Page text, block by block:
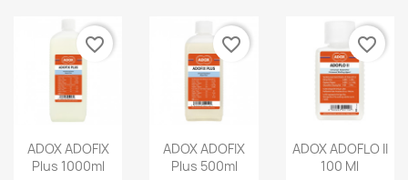
ADOX ADOFIX
Plus 1000ml
favorite_border
ADOX ADOFIX
Plus 500ml
favorite_border
ADOX ADOFLO II
100 Ml
favorite_border